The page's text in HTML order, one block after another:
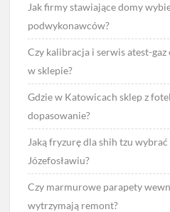
Jak firmy stawiające domy
podwykonawców?
Czy kalibracja i serwis atest-
w sklepie?
Gdzie w Katowicach sklep z
dopasowanie?
Jaką fryzurę dla shih tzu
Józefosławiu?
Czy marmurowe parapety
wytrzymają remont?